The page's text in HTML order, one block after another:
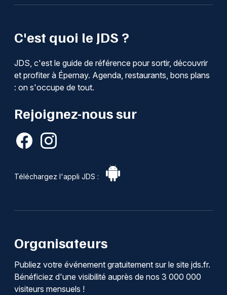
C'est quoi le JDS ?
JDS, c'est le guide de référence pour sortir, découvrir
et profiter à Épernay. Agenda, restaurants, bons plans
: on s'occupe de tout.
Rejoignez-nous sur
Téléchargez l'appli JDS :
Organisateurs
Publiez votre événement gratuitement sur le site jds.fr.
Bénéficiez d'une visibilité auprès de nos 3 000 000
visiteurs mensuels !